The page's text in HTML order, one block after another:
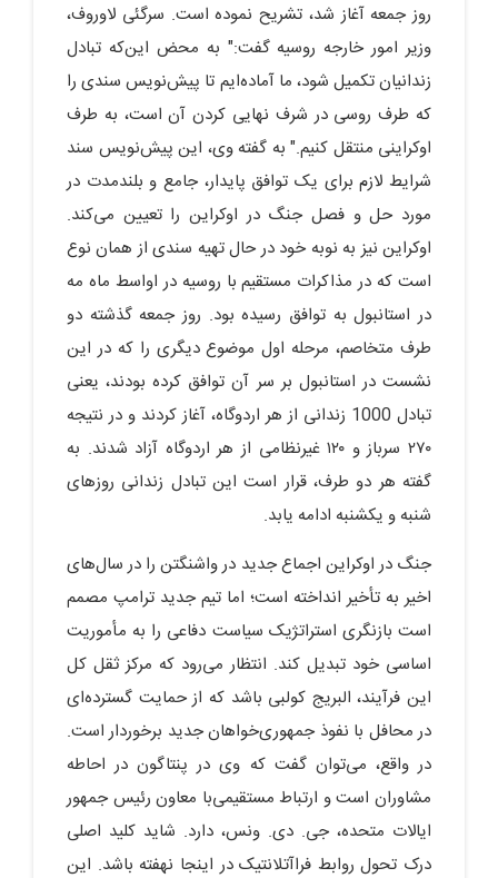
روز جمعه آغاز شد، تشریح نموده است. سرگئی لاوروف،
وزیر امور خارجه روسیه گفت:" به محض این‌که تبادل
زندانیان تکمیل شود، ما آماده‌ایم تا پیش‌نویس سندی را
که طرف روسی در شرف نهایی کردن آن است، به طرف
اوکراینی منتقل کنیم." به گفته وی، این پیش‌نویس سند
شرایط لازم برای یک توافق پایدار، جامع و بلندمدت در
مورد حل و فصل جنگ در اوکراین را تعیین می‌کند.
اوکراین نیز به نوبه خود در حال تهیه سندی از همان نوع
است که در مذاکرات مستقیم با روسیه در اواسط ماه مه
در استانبول به توافق رسیده بود. روز جمعه گذشته دو
طرف متخاصم، مرحله اول موضوع دیگری را که در این
نشست در استانبول بر سر آن توافق کرده بودند، یعنی
تبادل 1000 زندانی از هر اردوگاه، آغاز کردند و در نتیجه
۲۷۰ سرباز و ۱۲۰ غیرنظامی از هر اردوگاه آزاد شدند. به
گفته هر دو طرف، قرار است این تبادل زندانی روزهای
شنبه و یکشنبه ادامه یابد.
جنگ در اوکراین اجماع جدید در واشنگتن را در سال‌های
اخیر به تأخیر انداخته است؛ اما تیم جدید ترامپ مصمم
است بازنگری استراتژیک سیاست دفاعی را به مأموریت
اساسی خود تبدیل کند. انتظار می‌رود که مرکز ثقل کل
این فرآیند، البریج کولبی باشد که از حمایت گسترده‌ای
در محافل با نفوذ جمهوری‌خواهان جدید برخوردار است.
در واقع، می‌توان گفت که وی در پنتاگون در احاطه
مشاوران است و ارتباط مستقیمی‌با معاون رئیس جمهور
ایالات متحده، جی. دی. ونس، دارد. شاید کلید اصلی
درک تحول روابط فراآتلانتیک در اینجا نهفته باشد. این